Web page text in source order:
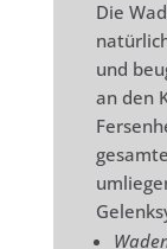
Die
und
an den